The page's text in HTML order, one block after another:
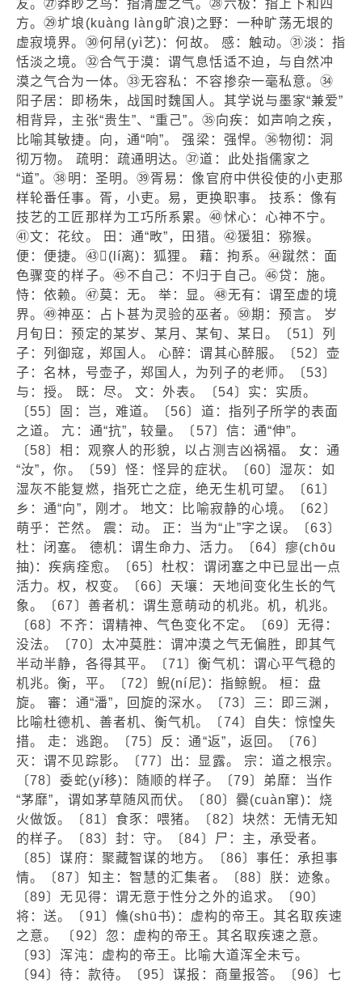
友。㉗莽眇之鸟：指清虚之气。㉘六极：指上下和四
方。㉙圹埌(kuàng làng旷浪)之野：一种旷荡无垠的
虚寂境界。㉚何帠(yì艺)：何故。 感：触动。㉛淡：指
恬淡之境。㉜合气于漠：谓气息恬适不迫，与自然冲
漠之气合为一体。㉝无容私：不容掺杂一毫私意。㉞
阳子居：即杨朱，战国时魏国人。其学说与墨家“兼爱”
相背异，主张“贵生”、“重己”。㉟向疾：如声响之疾，
比喻其敏捷。向，通“响”。 强梁：强悍。㊱物彻：洞
彻万物。 疏明：疏通明达。㊲道：此处指儒家之
“道”。㊳明：圣明。㊴胥易：像官府中供役使的小吏那
样轮番任事。胥，小吏。易，更换职事。 技系：像有
技艺的工匠那样为工巧所系累。㊵怵心：心神不宁。
㊶文：花纹。 田：通“畋”，田猎。㊷猨狙：猕猴。
便：便捷。㊸ (lí离)：狐狸。 藉：拘系。㊹蹴然：面
色骤变的样子。㊺不自己：不归于自己。㊻贷：施。
恃：依赖。㊼莫：无。 举：显。㊽无有：谓至虚的境
界。㊾神巫：占卜甚为灵验的巫者。㊿期：预言。 岁
月旬日：预定的某岁、某月、某旬、某日。〔51〕列
子：列御寇，郑国人。 心醉：谓其心醉服。〔52〕壶
子：名林，号壶子，郑国人，为列子的老师。〔53〕
与：授。 既：尽。 文：外表。〔54〕实：实质。
〔55〕固：岂，难道。〔56〕道：指列子所学的表面
之道。 亢：通“抗”，较量。〔57〕信：通“伸”。
〔58〕相：观察人的形貌，以占测吉凶祸福。 女：通
“汝”，你。〔59〕怪：怪异的症状。〔60〕湿灰：如
湿灰不能复燃，指死亡之症，绝无生机可望。〔61〕
乡：通“向”，刚才。 地文：比喻寂静的心境。〔62〕
萌乎：芒然。 震：动。 正：当为“止”字之误。〔63〕
杜：闭塞。 德机：谓生命力、活力。〔64〕瘳(chōu
抽)：疾病痊愈。〔65〕杜权：谓闭塞之中已显出一点
活力。权，权变。〔66〕天壤：天地间变化生长的气
象。〔67〕善者机：谓生意萌动的机兆。机，机兆。
〔68〕不齐：谓精神、气色变化不定。〔69〕无得：
没法。〔70〕太冲莫胜：谓冲漠之气无偏胜，即其气
半动半静，各得其平。〔71〕衡气机：谓心平气稳的
机兆。衡，平。〔72〕鲵(ní尼)：指鲸鲵。 桓：盘
旋。 審：通“潘”，回旋的深水。〔73〕三：即三渊，
比喻杜德机、善者机、衡气机。〔74〕自失：惊惶失
措。 走：逃跑。〔75〕反：通“返”，返回。〔76〕
灭：谓不见踪影。〔77〕出：显露。 宗：道之根宗。
〔78〕委蛇(yí移)：随顺的样子。〔79〕弟靡：当作
“茅靡”，谓如茅草随风而伏。〔80〕爨(cuàn窜)：烧
火做饭。〔81〕食豕：喂猪。〔82〕块然：无情无知
的样子。〔83〕封：守。〔84〕尸：主，承受者。
〔85〕谋府：聚藏智谋的地方。〔86〕事任：承担事
情。〔87〕知主：智慧的汇集者。〔88〕朕：迹象。
〔89〕无见得：谓无意于性分之外的追求。〔90〕
将：送。〔91〕儵(shū书)：虚构的帝王。其名取疾速
之意。 〔92〕忽：虚构的帝王。其名取疾速之意。
〔93〕浑沌：虚构的帝王。比喻大道浑全未亏。
〔94〕待：款待。〔95〕谋报：商量报答。〔96〕七